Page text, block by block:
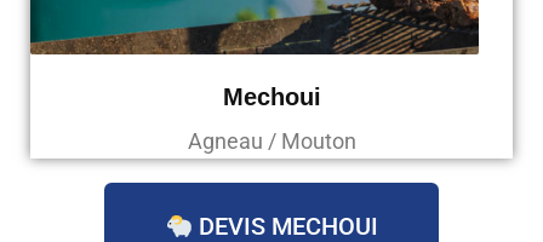
Mechoui
Agneau / Mouton
DEVIS MECHOUI